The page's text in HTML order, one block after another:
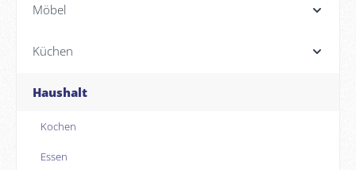
Möbel
Küchen
Haushalt
Kochen
Essen